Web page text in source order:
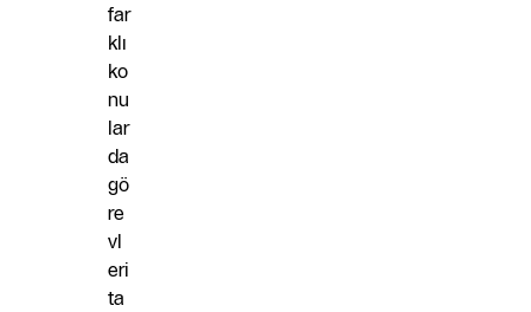
far
klı
ko
nu
lar
da
gö
re
vl
eri
ta